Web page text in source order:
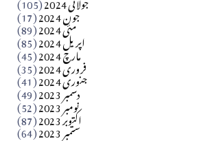
جون 2024 (17) مئی 2024 (89) اپریل 2024 (85) مارچ 2024 (45) فروری 2024 (35) جنوری 2024 (41) دسمبر 2023 (49) نومبر 2023 (52) اکتوبر 2023 (87) ستمبر 2023 (64)